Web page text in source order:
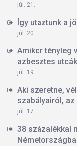
júl. 21.
Így utaztunk a
júl. 20.
Amikor tényleg
azbesztes
júl. 19.
Aki szeretne,
szabályairól, az
júl. 17.
38 százalékkal